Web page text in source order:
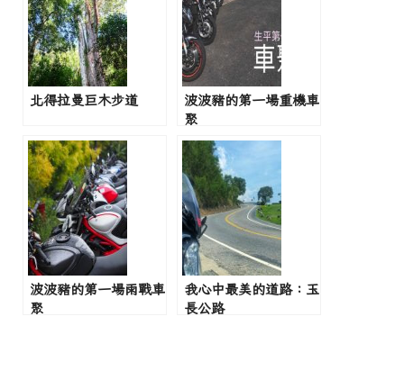
北得拉曼巨木步道
波波豬的第一場重機車
聚
波波豬的第一場雨戰車
聚
我心中最美的道路：玉
長公路